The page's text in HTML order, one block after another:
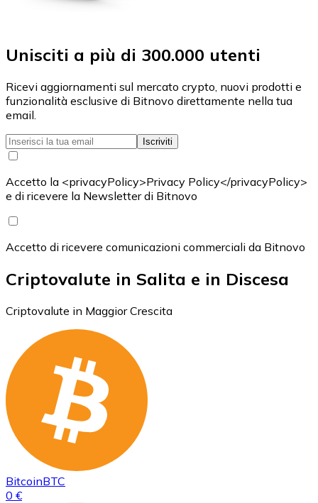
Unisciti a più di 300.000 utenti
Ricevi aggiornamenti sul mercato crypto, nuovi prodotti e
funzionalità esclusive di Bitnovo direttamente nella tua
email.
Iscriviti
Accetto la <privacyPolicy>Privacy Policy</privacyPolicy>
e di ricevere la Newsletter di Bitnovo
Accetto di ricevere comunicazioni commerciali da Bitnovo
Criptovalute in Salita e in Discesa
Criptovalute in Maggior Crescita
BitcoinBTC
0 €